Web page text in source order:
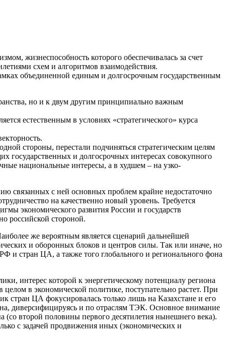
жизнеспособность которого обеспечивалась за счет
схем и алгоритмов взаимодействия.
объединенной единым и долгосрочным государственным
но и к двум другим принципиально важным
естественным в условиях «стратегического» курса
стороны, перестали подчиняться стратегическим целям
государственных и долгосрочных интересах совокупного
национальные интересы, а в худшем – на узко-
связанных с ней основных проблем крайне недостаточно
на качественно новый уровень. Требуется
экономического развития России и государств
российской стороной.
же вероятным является сценарий дальнейшей
и оборонных блоков и центров силы. Так или иначе, но
и стран ЦА, а также того глобального и регионального фона
интерес которой к энергетическому потенциалу региона
целом в экономической политике, поступательно растет. При
стран ЦА фокусировалась только лишь на Казахстане и его
диверсифицируясь и по отраслям ТЭК. Основное внимание
(со второй половины первого десятилетия нынешнего века).
с задачей продвижения иных (экономических и